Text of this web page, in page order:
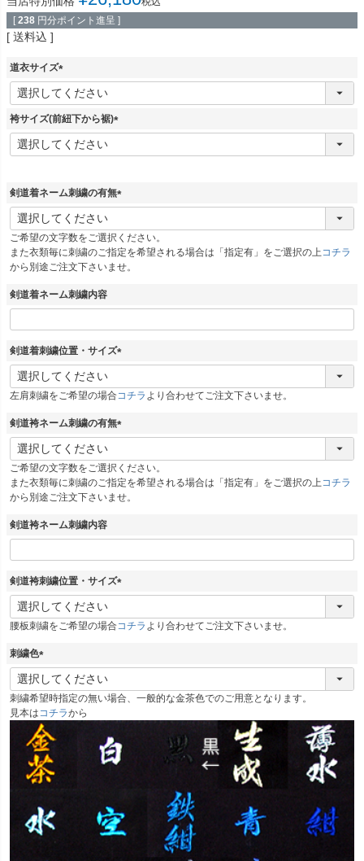
[ 238 円分ポイント進呈 ]
送料込
道衣サイズ
(
必
須
袴サイズ(前紐下から裾)
(
剣道着ネーム刺繍の有無
(
須
)
ご希望の文字数をご選択ください。
また衣類毎に刺繍のご指定を希望される場合は「指定有」をご選択の上 コチラ
から別途ご注文下さいませ。
剣道着ネーム刺繍内容
剣道着刺繍位置・サイズ
(
須
左肩刺繍をご希望の場合 コチラ より合わせてご注文下さいませ。
剣道袴ネーム刺繍の有無
(
須
)
ご希望の文字数をご選択ください。
また衣類毎に刺繍のご指定を希望される場合は「指定有」をご選択の上 コチラ
から別途ご注文下さいませ。
剣道袴ネーム刺繍内容
剣道袴刺繍位置・サイズ
(
須
腰板刺繍をご希望の場合 コチラ より合わせてご注文下さいませ。
刺繍色
(
必
須
)
刺繍希望時指定の無い場合、一般的な金茶色でのご用意となります。
見本は コチラから